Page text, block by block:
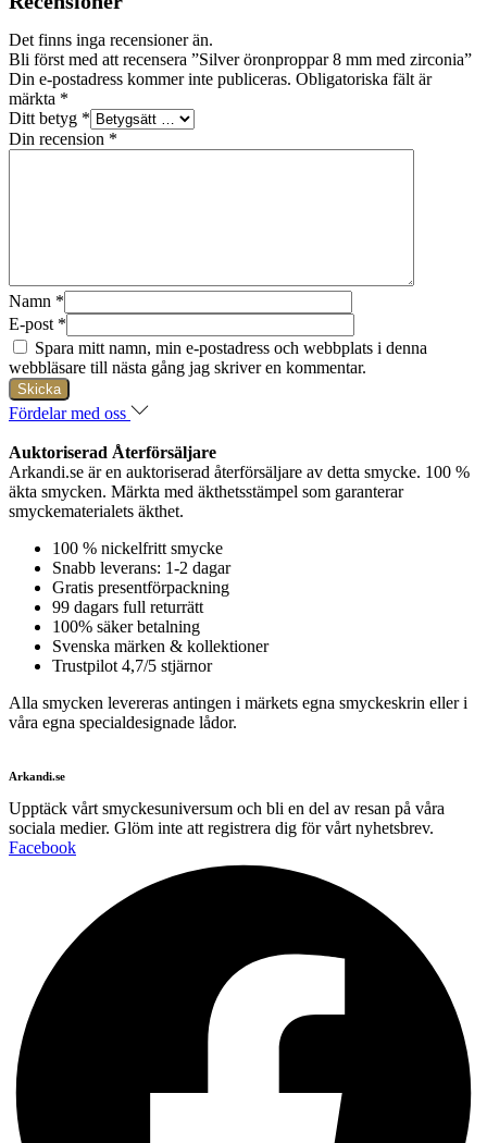
Det finns inga recensioner än.
Bli först med att recensera ”Silver öronproppar 8 mm med zirconia”
Din e-postadress kommer inte publiceras. Obligatoriska fält är
märkta *
Ditt betyg *
Din recension *
Namn *
E-post *
Spara mitt namn, min e-postadress och webbplats i denna
webbläsare till nästa gång jag skriver en kommentar.
Fördelar med oss
Auktoriserad Återförsäljare
Arkandi.se är en auktoriserad återförsäljare av detta smycke. 100 %
äkta smycken. Märkta med äkthetsstämpel som garanterar
smyckematerialets äkthet.
100 % nickelfritt smycke
Snabb leverans: 1-2 dagar
Gratis presentförpackning
99 dagars full returrätt
100% säker betalning
Svenska märken & kollektioner
Trustpilot 4,7/5 stjärnor
Alla smycken levereras antingen i märkets egna smyckeskrin eller i
våra egna specialdesignade lådor.
Arkandi.se
Upptäck vårt smyckesuniversum och bli en del av resan på våra
sociala medier. Glöm inte att registrera dig för vårt nyhetsbrev.
Facebook